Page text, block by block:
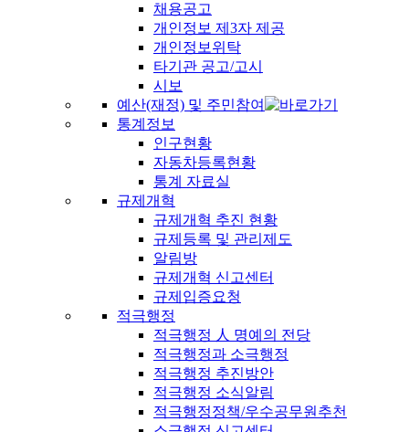
채용공고
개인정보 제3자 제공
개인정보위탁
타기관 공고/고시
시보
예산(재정) 및 주민참여
통계정보
인구현황
자동차등록현황
통계 자료실
규제개혁
규제개혁 추진 현황
규제등록 및 관리제도
알림방
규제개혁 신고센터
규제입증요청
적극행정
적극행정 人 명예의 전당
적극행정과 소극행정
적극행정 추진방안
적극행정 소식알림
적극행정정책/우수공무원추천